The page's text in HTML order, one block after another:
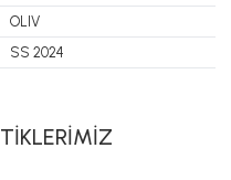
OLIV
SS 2024